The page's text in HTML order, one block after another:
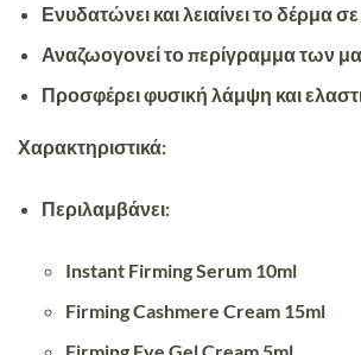
Ενυδατώνει και λειαίνειτο δέρμα
Αναζωογονεί το περίγραμμα των
Προσφέρει φυσική λάμψη και
Χαρακτηριστικά:
Περιλαμβάνει:
Instant Firming Serum 10ml
Firming Cashmere Cream 15ml
Firming Eye Gel Cream 5ml